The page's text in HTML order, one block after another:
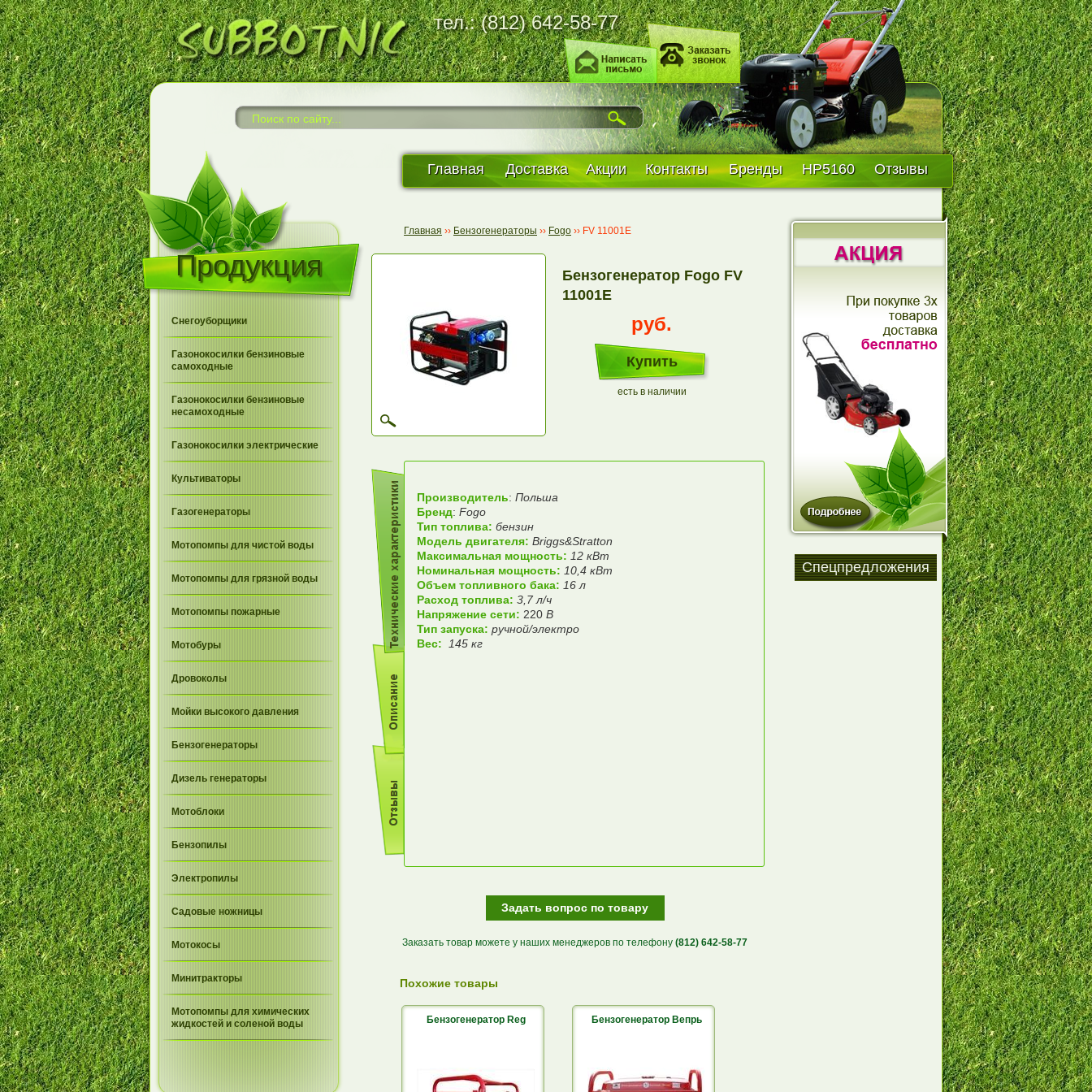
тел.: (812) 642-58-77
Главная Доставка Акции Контакты Бренды HP5160 Отзывы
Продукция
Снегоуборщики
Газонокосилки бензиновые
самоходные
Газонокосилки бензиновые
несамоходные
Газонокосилки электрические
Культиваторы
Газогенераторы
Мотопомпы для чистой воды
Мотопомпы для грязной воды
Мотопомпы пожарные
Мотобуры
Дровоколы
Мойки высокого давления
Бензогенераторы
Дизель генераторы
Мотоблоки
Бензопилы
Электропилы
Садовые ножницы
Мотокосы
Минитракторы
Мотопомпы для химических
жидкостей и соленой воды
Спецпредложения
Главная ›› Бензогенераторы ›› Fogo ›› FV 11001E
Бензогенератор Fogo FV
11001E
руб.
Купить
есть в наличии
Производитель: Польша
Бренд: Fogo
Тип топлива: бензин
Модель двигателя: Briggs&Stratton
Максимальная мощность: 12 кВт
Номинальная мощность: 10,4 кВт
Объем топливного бака: 16 л
Расход топлива: 3,7 л/ч
Напряжение сети: 220 В
Тип запуска: ручной/электро
Вес:
145 кг
Задать вопрос по товару
Заказать товар можете у наших менеджеров по телефону (812) 642-58-77
Похожие товары
Бензогенератор Reg Бензогенератор Вепрь